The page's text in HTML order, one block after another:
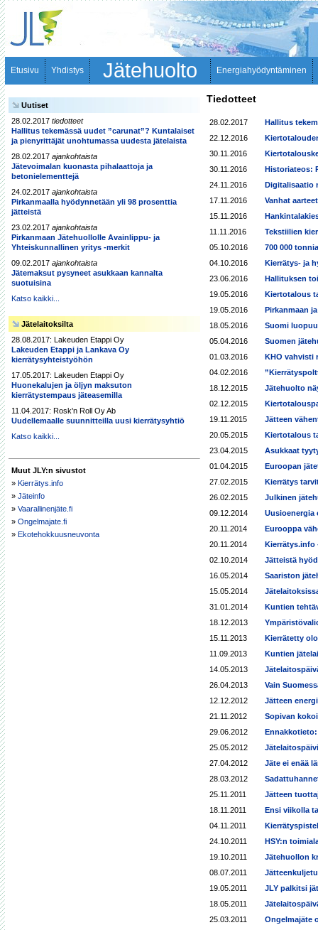
Etusivu Yhdistys Jätehuolto Energiahyödyntäminen
Uutiset
28.02.2017 tiedotteet
Hallitus tekemässä uudet ”carunat”? Kuntalaiset
ja pienyrittäjät unohtumassa uudesta jätelaista
28.02.2017 ajankohtaista
Jätevoimalan kuonasta pihalaattoja ja
betonielementtejä
24.02.2017 ajankohtaista
Pirkanmaalla hyödynnetään yli 98 prosenttia
jätteistä
23.02.2017 ajankohtaista
Pirkanmaan Jätehuollolle Avainlippu- ja
Yhteiskunnallinen yritys -merkit
09.02.2017 ajankohtaista
Jätemaksut pysyneet asukkaan kannalta
suotuisina
Katso kaikki...
Jätelaitoksilta
28.08.2017: Lakeuden Etappi Oy
Lakeuden Etappi ja Lankava Oy
kierrätysyhteistyöhön
17.05.2017: Lakeuden Etappi Oy
Huonekalujen ja öljyn maksuton
kierrätystempaus jäteasemilla
11.04.2017: Rosk'n Roll Oy Ab
Uudellemaalle suunnitteilla uusi kierrätysyhtiö
Katso kaikki...
Muut JLY:n sivustot
» Kierrätys.info
» Jäteinfo
» Vaarallinenjäte.fi
» Ongelmajate.fi
» Ekotehokkuusneuvonta
Tiedotteet
28.02.2017
Hallitus
22.12.2016
30.11.2016
30.11.2016
Historiateos:
24.11.2016
Digitalisaatio
17.11.2016
Vanhat
15.11.2016
11.11.2016
Tekstiilien
05.10.2016
700 000
04.10.2016
Kierrätys- ja
23.06.2016
Hallituksen
19.05.2016
Kiertotalous
19.05.2016
Pirkanmaan
18.05.2016
Suomi
05.04.2016
Suomen
01.03.2016
KHO vahvisti
04.02.2016
18.12.2015
Jätehuolto
02.12.2015
19.11.2015
Jätteen
20.05.2015
Kiertotalous
23.04.2015
Asukkaat
01.04.2015
Euroopan
27.02.2015
Kierrätys
26.02.2015
Julkinen
09.12.2014
Uusioenergia
20.11.2014
Eurooppa
20.11.2014
Kierrätys.info
02.10.2014
Jätteistä
16.05.2014
Saariston
15.05.2014
31.01.2014
Kuntien
18.12.2013
15.11.2013
Kierrätetty
11.09.2013
Kuntien
14.05.2013
26.04.2013
Vain
12.12.2012
Jätteen
21.11.2012
Sopivan
29.06.2012
25.05.2012
27.04.2012
Jäte ei enää
28.03.2012
25.11.2011
Jätteen
18.11.2011
Ensi viikolla
04.11.2011
24.10.2011
HSY:n
19.10.2011
Jätehuollon
08.07.2011
19.05.2011
JLY palkitsi
18.05.2011
25.03.2011
Ongelmajäte